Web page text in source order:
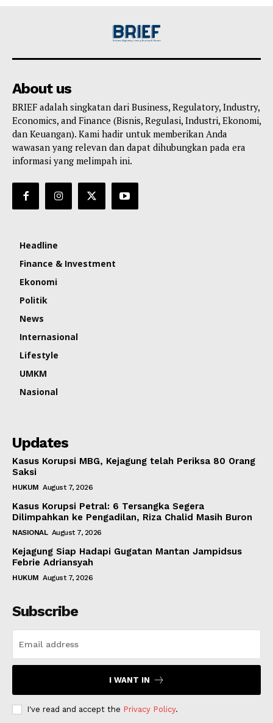
About us
BRIEF adalah singkatan dari Business, Regulatory, Industry,
Economics, and Finance (Bisnis, Regulasi, Industri, Ekonomi,
dan Keuangan). Kami hadir untuk memberikan Anda
wawasan yang relevan dan dapat dihubungkan pada era
informasi yang melimpah ini.
Headline
Finance & Investment
Ekonomi
Politik
News
Internasional
Lifestyle
UMKM
Nasional
Updates
Kasus Korupsi MBG, Kejagung telah Periksa 80 Orang
Saksi
HUKUM August 7, 2026
Kasus Korupsi Petral: 6 Tersangka Segera
Dilimpahkan ke Pengadilan, Riza Chalid Masih Buron
NASIONAL August 7, 2026
Kejagung Siap Hadapi Gugatan Mantan Jampidsus
Febrie Adriansyah
HUKUM August 7, 2026
Subscribe
I WANT IN
I've read and accept the Privacy Policy.